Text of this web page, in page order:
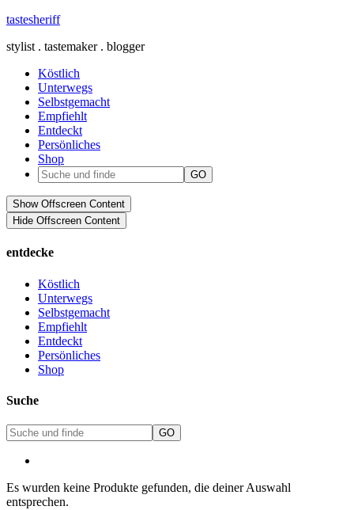
tastesheriff
stylist . tastemaker . blogger
Köstlich
Unterwegs
Selbstgemacht
Empfiehlt
Entdeckt
Persönliches
Shop
Show Offscreen Content
Hide Offscreen Content
entdecke
Köstlich
Unterwegs
Selbstgemacht
Empfiehlt
Entdeckt
Persönliches
Shop
Suche
Es wurden keine Produkte gefunden, die deiner Auswahl
entsprechen.